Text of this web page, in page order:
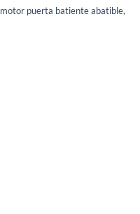
motor puerta batiente abatible,